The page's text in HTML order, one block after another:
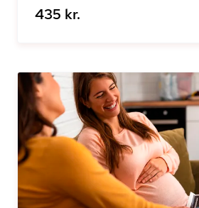
435 kr.